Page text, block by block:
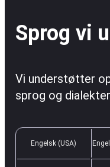
Sprog vi
Vi understøtter
sprog og dialekter
Engelsk (USA)